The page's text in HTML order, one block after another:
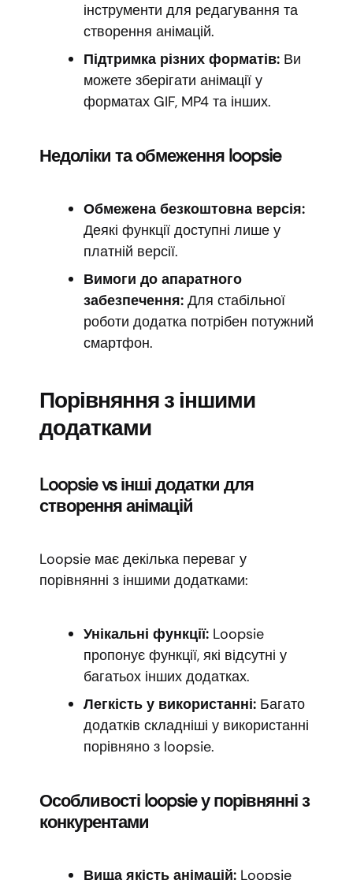
інструменти для редагування та
створення анімацій.
Підтримка різних форматів: Ви
можете зберігати анімації у
форматах GIF, MP4 та інших.
Недоліки та обмеження loopsie
Обмежена безкоштовна версія:
Деякі функції доступні лише у
платній версії.
Вимоги до апаратного
забезпечення: Для стабільної
роботи додатка потрібен потужний
смартфон.
Порівняння з іншими
додатками
Loopsie vs інші додатки для
створення анімацій
Loopsie має декілька переваг у
порівнянні з іншими додатками:
Унікальні функції: Loopsie
пропонує функції, які відсутні у
багатьох інших додатках.
Легкість у використанні: Багато
додатків складніші у використанні
порівняно з loopsie.
Особливості loopsie у порівнянні з
конкурентами
Вища якість анімацій: Loopsie